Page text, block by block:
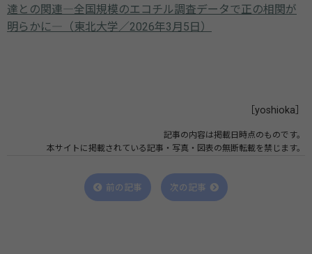
達との関連―全国規模のエコチル調査データで正の相関が
明らかに―（東北大学／2026年3月5日）
［yoshioka］
記事の内容は掲載日時点のものです。
本サイトに掲載されている記事・写真・図表の無断転載を禁じます。
前の記事 次の記事